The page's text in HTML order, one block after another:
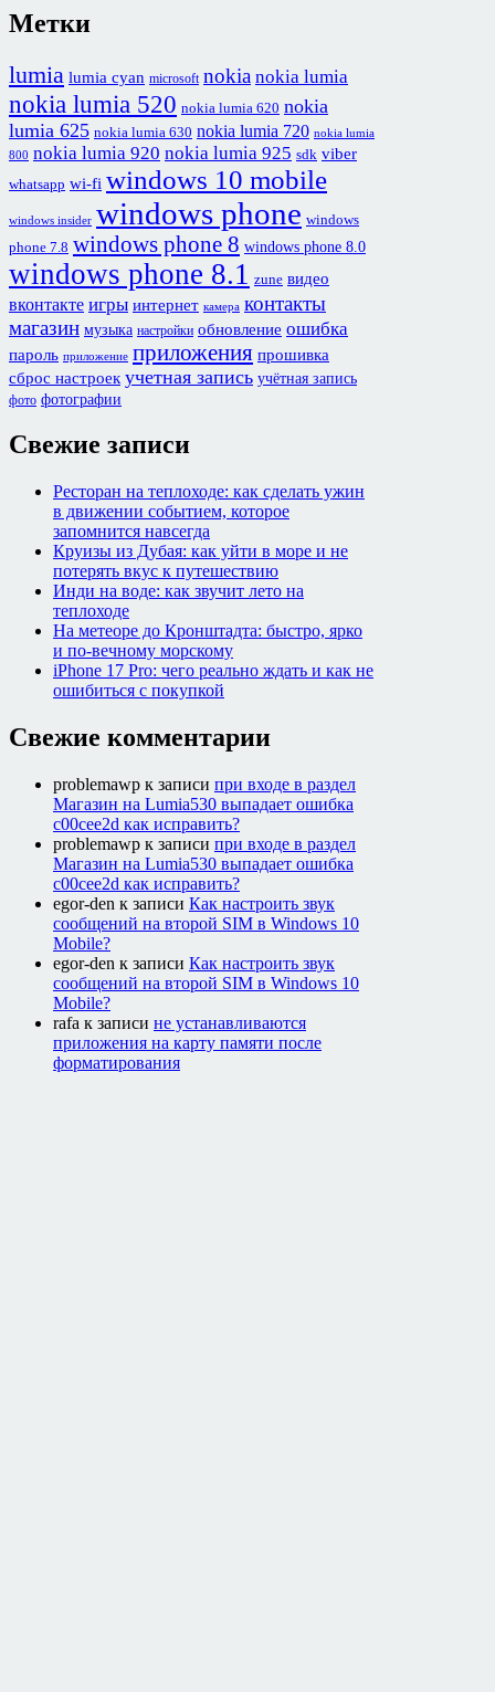
Метки
lumia lumia cyan microsoft nokia nokia lumia
nokia lumia 520 nokia lumia 620 nokia
lumia 625 nokia lumia 630 nokia lumia 720 nokia lumia
800 nokia lumia 920 nokia lumia 925 sdk viber
whatsapp wi-fi windows 10 mobile
windows insider windows phone windows
phone 7.8 windows phone 8 windows phone 8.0
windows phone 8.1 zune видео
вконтакте игры интернет камера контакты
магазин музыка настройки обновление ошибка
пароль приложение приложения прошивка
сброс настроек учетная запись учётная запись
фото фотографии
Свежие записи
Ресторан на теплоходе: как сделать ужин
в движении событием, которое
запомнится навсегда
Круизы из Дубая: как уйти в море и не
потерять вкус к путешествию
Инди на воде: как звучит лето на
теплоходе
На метеоре до Кронштадта: быстро, ярко
и по-вечному морскому
iPhone 17 Pro: чего реально ждать и как не
ошибиться с покупкой
Свежие комментарии
problemawp к записи при входе в раздел
Магазин на Lumia530 выпадает ошибка
c00cee2d как исправить?
problemawp к записи при входе в раздел
Магазин на Lumia530 выпадает ошибка
c00cee2d как исправить?
egor-den к записи Как настроить звук
сообщений на второй SIM в Windows 10
Mobile?
egor-den к записи Как настроить звук
сообщений на второй SIM в Windows 10
Mobile?
rafa к записи не устанавливаются
приложения на карту памяти после
форматирования